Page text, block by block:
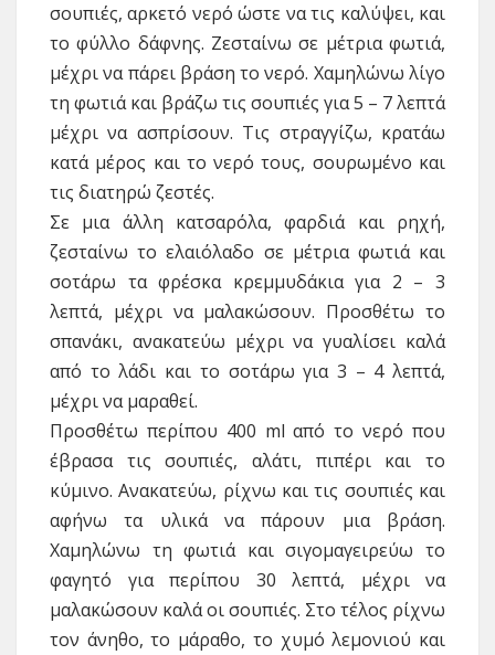
σουπιές, αρκετό νερό ώστε να τις καλύψει, και
το φύλλο δάφνης. Ζεσταίνω σε μέτρια φωτιά,
μέχρι να πάρει βράση το νερό. Χαμηλώνω λίγο
τη φωτιά και βράζω τις σουπιές για 5 – 7 λεπτά
μέχρι να ασπρίσουν. Τις στραγγίζω, κρατάω
κατά μέρος και το νερό τους, σουρωμένο και
τις διατηρώ ζεστές.
Σε μια άλλη κατσαρόλα, φαρδιά και ρηχή,
ζεσταίνω το ελαιόλαδο σε μέτρια φωτιά και
σοτάρω τα φρέσκα κρεμμυδάκια για 2 – 3
λεπτά, μέχρι να μαλακώσουν. Προσθέτω το
σπανάκι, ανακατεύω μέχρι να γυαλίσει καλά
από το λάδι και το σοτάρω για 3 – 4 λεπτά,
μέχρι να μαραθεί.
Προσθέτω περίπου 400 ml από το νερό που
έβρασα τις σουπιές, αλάτι, πιπέρι και το
κύμινο. Ανακατεύω, ρίχνω και τις σουπιές και
αφήνω τα υλικά να πάρουν μια βράση.
Χαμηλώνω τη φωτιά και σιγομαγειρεύω το
φαγητό για περίπου 30 λεπτά, μέχρι να
μαλακώσουν καλά οι σουπιές. Στο τέλος ρίχνω
τον άνηθο, το μάραθο, το χυμό λεμονιού και